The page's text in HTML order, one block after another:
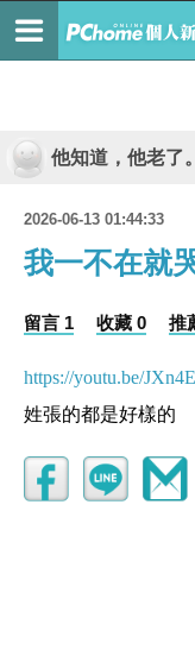
他知道，他老了。
2026-06-13 01:44:33
我一不在就
留言 1 收藏 0 推
https://youtu.be/
姓張的都是好樣的